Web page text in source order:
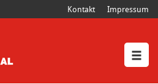
Kontakt Impressum